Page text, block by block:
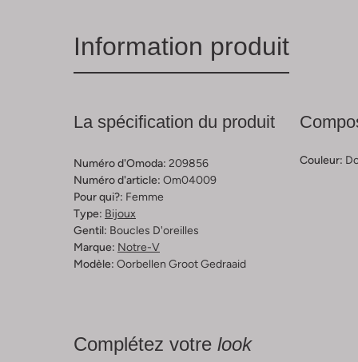
Information produit
La spécification du produit
Numéro d'Omoda: 209856
Numéro d'article: Om04009
Pour qui?: Femme
Type: Bijoux
Gentil: Boucles D'oreilles
Marque: Notre-V
Modèle: Oorbellen Groot Gedraaid
Couleur:
Complétez votre look